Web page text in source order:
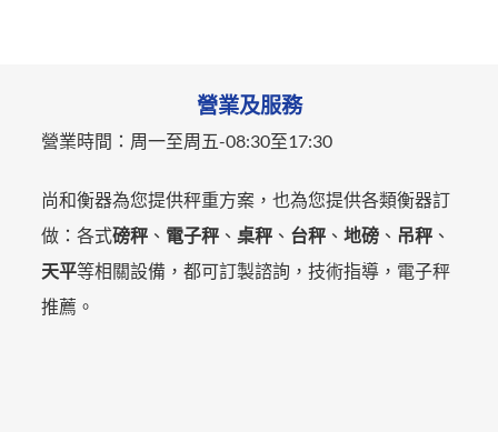
營業及服務
營業時間： 周一至周五-08:30至17:30
尚和衡器為您提供秤重方案，也為您提供各類衡器訂
做：各式磅秤 、 電子秤 、桌秤 、 台秤 、地磅 、 吊秤 、
天平等相關設備，都可訂製諮詢，技術指導，電子秤
推薦。